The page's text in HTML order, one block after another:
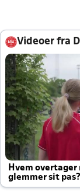
Videoer fra
Hvem overtager
glemmer sit
altid til efter